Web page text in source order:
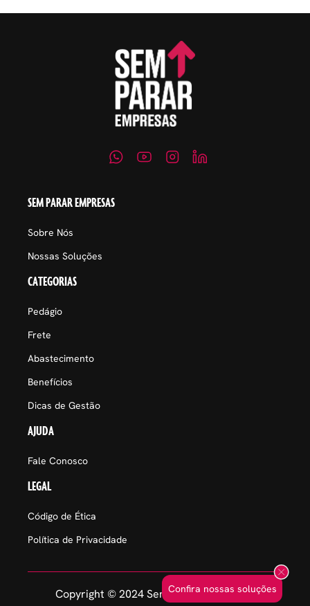
Confira nossas soluções
SEM PARAR EMPRESAS
Sobre Nós
Nossas Soluções
CATEGORIAS
Pedágio
Frete
Abastecimento
Benefícios
Dicas de Gestão
AJUDA
Fale Conosco
LEGAL
Código de Ética
Política de Privacidade
Copyright © 2024 Sem Parar Empresas.